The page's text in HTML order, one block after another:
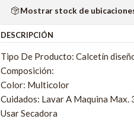
Mostrar stock de
DESCRIPCIÓN
Tipo De Producto: Calcetín
Composición:
Color: Multicolor
Cuidados: Lavar A Maquina
Usar Secadora